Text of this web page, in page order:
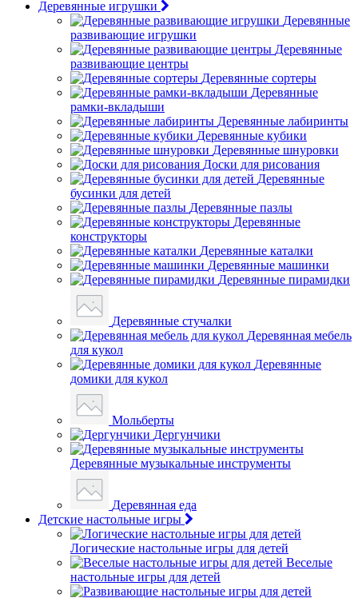
Деревянные игрушки
Деревянные
развивающие игрушки
Деревянные
развивающие центры
Деревянные сортеры
Деревянные
рамки-вкладыши
Деревянные лабиринты
Деревянные кубики
Деревянные шнуровки
Доски для рисования
Деревянные
бусинки для детей
Деревянные пазлы
Деревянные
конструкторы
Деревянные каталки
Деревянные машинки
Деревянные пирамидки
Деревянные стучалки
Деревянная мебель
для кукол
Деревянные
домики для кукол
Мольберты
Дергунчики
Деревянные музыкальные инструменты
Деревянная еда
Детские настольные игры
Логические настольные игры для детей
Веселые
настольные игры для детей